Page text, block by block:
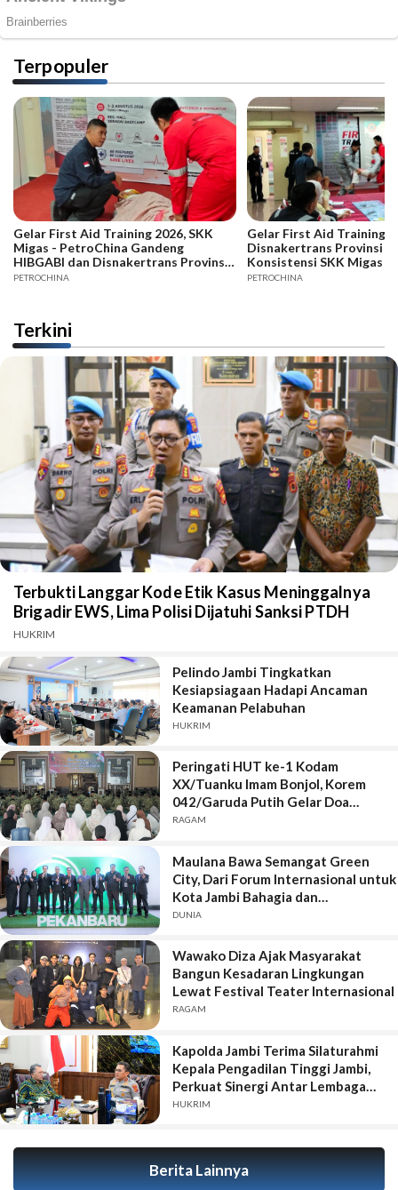
Terpopuler
Gelar First Aid Training 2026, SKK
Migas - PetroChina Gandeng
HIBGABI dan Disnakertrans Provinsi
Jambi
PETROCHINA
Gelar First Aid Training
Disnakertrans Provinsi
Konsistensi SKK Migas -
PETROCHINA
Terkini
Terbukti Langgar Kode Etik Kasus Meninggalnya
Brigadir EWS, Lima Polisi Dijatuhi Sanksi PTDH
HUKRIM
Pelindo Jambi Tingkatkan
Kesiapsiagaan Hadapi Ancaman
Keamanan Pelabuhan
HUKRIM
Peringati HUT ke-1 Kodam
XX/Tuanku Imam Bonjol, Korem
042/Garuda Putih Gelar Doa
Bersama
RAGAM
Maulana Bawa Semangat Green
City, Dari Forum Internasional untuk
Kota Jambi Bahagia dan
Berkelanjutan
DUNIA
Wawako Diza Ajak Masyarakat
Bangun Kesadaran Lingkungan
Lewat Festival Teater Internasional
RAGAM
Kapolda Jambi Terima Silaturahmi
Kepala Pengadilan Tinggi Jambi,
Perkuat Sinergi Antar Lembaga
Penegak Hukum
HUKRIM
Berita Lainnya